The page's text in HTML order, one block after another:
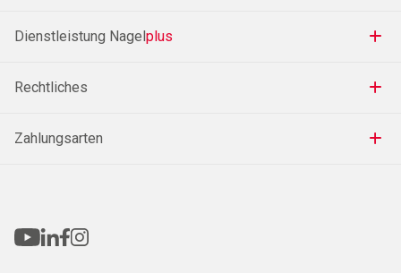
Dienstleistung Nagelplus
Rechtliches
Zahlungsarten